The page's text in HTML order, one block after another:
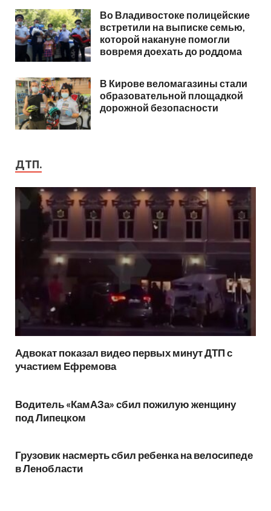
Во Владивостоке полицейские
встретили на выписке семью,
которой накануне помогли
вовремя доехать до роддома
В Кирове веломагазины стали
образовательной площадкой
дорожной безопасности
ДТП.
Адвокат показал видео первых минут ДТП с
участием Ефремова
Водитель «КамАЗа» сбил пожилую женщину
под Липецком
Грузовик насмерть сбил ребенка на велосипеде
в Ленобласти